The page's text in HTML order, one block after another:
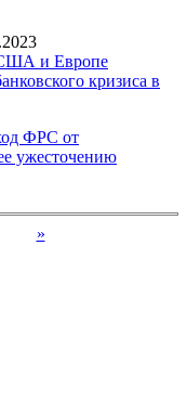
кризиса в
ФРС от
ужесточению
»